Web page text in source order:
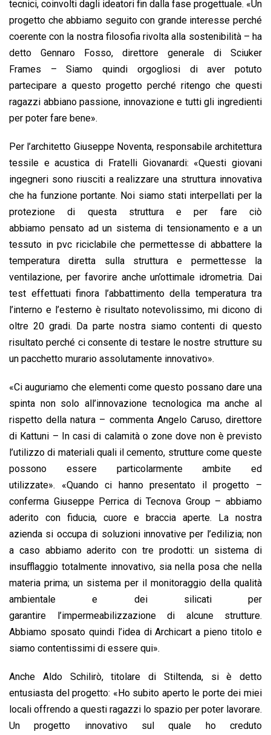
tecnici, coinvolti dagli ideatori fin dalla fase progettuale. «Un
progetto che abbiamo seguito con grande interesse perché
coerente con la nostra filosofia rivolta alla sostenibilità – ha
detto Gennaro Fosso, direttore generale di Sciuker
Frames – Siamo quindi orgogliosi di aver potuto
partecipare a questo progetto perché ritengo che questi
ragazzi abbiano passione, innovazione e tutti gli ingredienti
per poter fare bene».
Per l’architetto Giuseppe Noventa, responsabile architettura
tessile e acustica di Fratelli Giovanardi: «Questi giovani
ingegneri sono riusciti a realizzare una struttura innovativa
che ha funzione portante. Noi siamo stati interpellati per la
protezione di questa struttura e per fare ciò
abbiamo pensato ad un sistema di tensionamento e a un
tessuto in pvc riciclabile che permettesse di abbattere la
temperatura diretta sulla struttura e permettesse la
ventilazione, per favorire anche un’ottimale idrometria. Dai
test effettuati finora l’abbattimento della temperatura tra
l’interno e l’esterno è risultato notevolissimo, mi dicono di
oltre 20 gradi. Da parte nostra siamo contenti di questo
risultato perché ci consente di testare le nostre strutture su
un pacchetto murario assolutamente innovativo».
«Ci auguriamo che elementi come questo possano dare una
spinta non solo all’innovazione tecnologica ma anche al
rispetto della natura – commenta Angelo Caruso, direttore
di Kattuni – In casi di calamità o zone dove non è previsto
l’utilizzo di materiali quali il cemento, strutture come queste
possono essere particolarmente ambite ed
utilizzate». «Quando ci hanno presentato il progetto –
conferma Giuseppe Perrica di Tecnova Group – abbiamo
aderito con fiducia, cuore e braccia aperte. La nostra
azienda si occupa di soluzioni innovative per l’edilizia; non
a caso abbiamo aderito con tre prodotti: un sistema di
insufflaggio totalmente innovativo, sia nella posa che nella
materia prima; un sistema per il monitoraggio della qualità
ambientale e dei silicati per
garantire l’impermeabilizzazione di alcune strutture.
Abbiamo sposato quindi l’idea di Archicart a pieno titolo e
siamo contentissimi di essere qui».
Anche Aldo Schilirò, titolare di Stiltenda, si è detto
entusiasta del progetto: «Ho subito aperto le porte dei miei
locali offrendo a questi ragazzi lo spazio per poter lavorare.
Un progetto innovativo sul quale ho creduto